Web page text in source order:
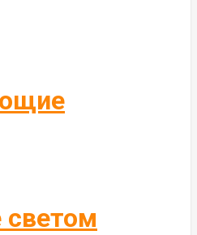
светом